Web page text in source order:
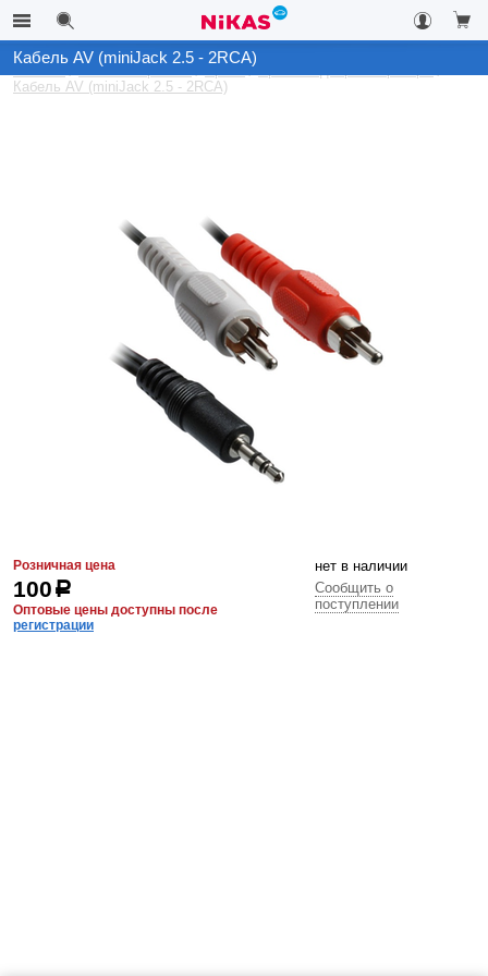
Автоэлектроника
Кабель AV (miniJack 2.5 - 2RCA)
Кабель AV (miniJack 2.5 - 2RCA)
Розничная цена
100р
Оптовые цены доступны после
регистрации
нет в наличии
Сообщить о
поступлении